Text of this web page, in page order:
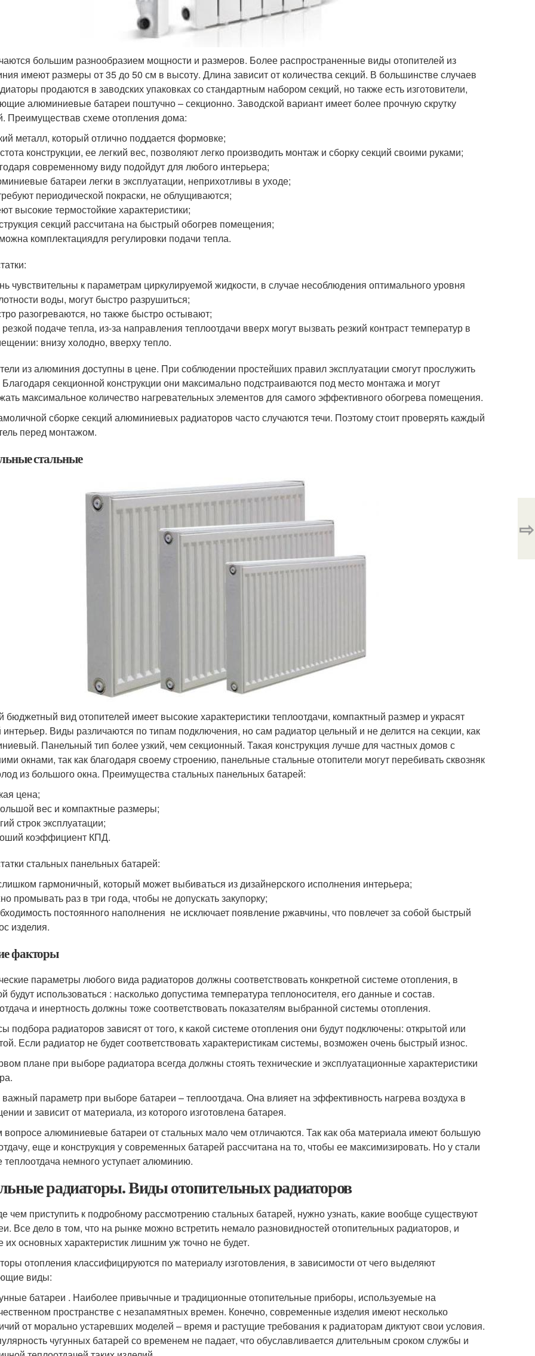
большим разнообразием мощности и размеров. Более распространенные виды отопителей из
имеют размеры от 35 до 50 см в высоту. Длина зависит от количества секций. В большинстве случаев
продаются в заводских упаковках со стандартным набором секций, но также есть изготовители,
алюминиевые батареи поштучно – секционно. Заводской вариант имеет более прочную скрутку
Преимуществав схеме отопления дома:
металл, который отлично поддается формовке;
конструкции, ее легкий вес, позволяют легко производить монтаж и сборку секций своими руками;
современному виду подойдут для любого интерьера;
батареи легки в эксплуатации, неприхотливы в уходе;
периодической покраски, не облущиваются;
высокие термостойкие характеристики;
секций рассчитана на быстрый обогрев помещения;
комплектациядля регулировки подачи тепла.
чувствительны к параметрам циркулируемой жидкости, в случае несоблюдения оптимального уровня
воды, могут быстро разрушиться;
разогреваются, но также быстро остывают;
подаче тепла, из-за направления теплоотдачи вверх могут вызвать резкий контраст температур в
внизу холодно, вверху тепло.
из алюминия доступны в цене. При соблюдении простейших правил эксплуатации смогут прослужить
Благодаря секционной конструкции они максимально подстраиваются под место монтажа и могут
максимальное количество нагревательных элементов для самого эффективного обогрева помещения.
сборке секций алюминиевых радиаторов часто случаются течи. Поэтому стоит проверять каждый
перед монтажом.
стальные
вид отопителей имеет высокие характеристики теплоотдачи, компактный размер и украсят
Виды различаются по типам подключения, но сам радиатор цельный и не делится на секции, как
Панельный тип более узкий, чем секционный. Такая конструкция лучше для частных домов с
окнами, так как благодаря своему строению, панельные стальные отопители могут перебивать сквозняк
из большого окна. Преимущества стальных панельных батарей:
цена;
вес и компактные размеры;
строк эксплуатации;
коэффициент КПД.
стальных панельных батарей:
гармоничный, который может выбиваться из дизайнерского исполнения интерьера;
промывать раз в три года, чтобы не допускать закупорку;
постоянного наполнения не исключает появление ржавчины, что повлечет за собой быстрый
изделия.
факторы
параметры любого вида радиаторов должны соответствовать конкретной системе отопления, в
будут использоваться : насколько допустима температура теплоносителя, его данные и состав.
и инертность должны тоже соответствовать показателям выбранной системы отопления.
подбора радиаторов зависят от того, к какой системе отопления они будут подключены: открытой или
Если радиатор не будет соответствовать характеристикам системы, возможен очень быстрый износ.
плане при выборе радиатора всегда должны стоять технические и эксплуатационные характеристики
параметр при выборе батареи – теплоотдача. Она влияет на эффективность нагрева воздуха в
и зависит от материала, из которого изготовлена батарея.
вопросе алюминиевые батареи от стальных мало чем отличаются. Так как оба материала имеют большую
еще и конструкция у современных батарей рассчитана на то, чтобы ее максимизировать. Но у стали
теплоотдача немного уступает алюминию.
радиаторы. Виды отопительных радиаторов
чем приступить к подробному рассмотрению стальных батарей, нужно узнать, какие вообще существуют
Все дело в том, что на рынке можно встретить немало разновидностей отопительных радиаторов, и
их основных характеристик лишним уж точно не будет.
отопления классифицируются по материалу изготовления, в зависимости от чего выделяют
виды:
батареи . Наиболее привычные и традиционные отопительные приборы, используемые на
пространстве с незапамятных времен. Конечно, современные изделия имеют несколько
от морально устаревших моделей – время и растущие требования к радиаторам диктуют свои условия.
чугунных батарей со временем не падает, что обуславливается длительным сроком службы и
⇨